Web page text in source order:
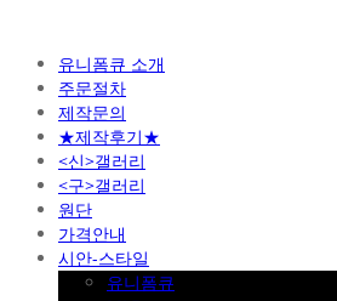
유니폼큐 소개
주문절차
제작문의
★제작후기★
<신>갤러리
<구>갤러리
원단
가격안내
시안-스타일
유니폼큐